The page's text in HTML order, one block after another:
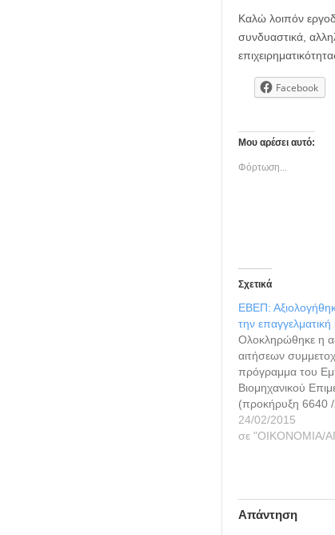
Καλώ λοιπόν
συνδυαστικά,
Facebook
Μου αρέσει αυτό:
Φόρτωση...
Σχετικά
ΕΒΕΠ:
την επαγγελματική
Ολοκληρώθηκε η
αιτήσεων
πρόγραμμα του
Βιομηχανικού
(προκήρυξη 6640
«Επαγγελματική
Συμβουλευτική
βιομηχανικών
24/02/2015
σε "ΟΙΚΟΝΟΜΙΑ/
Απάντηση